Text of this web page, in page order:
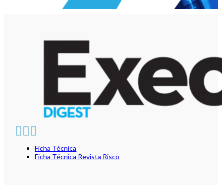
Ficha Técnica
Ficha Técnica Revista Risco